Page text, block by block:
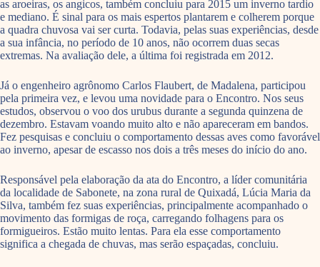
as aroeiras, os angicos, também concluiu para 2015 um inverno tardio
e mediano. É sinal para os mais espertos plantarem e colherem porque
a quadra chuvosa vai ser curta. Todavia, pelas suas experiências, desde
a sua infância, no período de 10 anos, não ocorrem duas secas
extremas. Na avaliação dele, a última foi registrada em 2012.
Já o engenheiro agrônomo Carlos Flaubert, de Madalena, participou
pela primeira vez, e levou uma novidade para o Encontro. Nos seus
estudos, observou o voo dos urubus durante a segunda quinzena de
dezembro. Estavam voando muito alto e não apareceram em bandos.
Fez pesquisas e concluiu o comportamento dessas aves como favorável
ao inverno, apesar de escasso nos dois a três meses do início do ano.
Responsável pela elaboração da ata do Encontro, a líder comunitária
da localidade de Sabonete, na zona rural de Quixadá, Lúcia Maria da
Silva, também fez suas experiências, principalmente acompanhado o
movimento das formigas de roça, carregando folhagens para os
formigueiros. Estão muito lentas. Para ela esse comportamento
significa a chegada de chuvas, mas serão espaçadas, concluiu.